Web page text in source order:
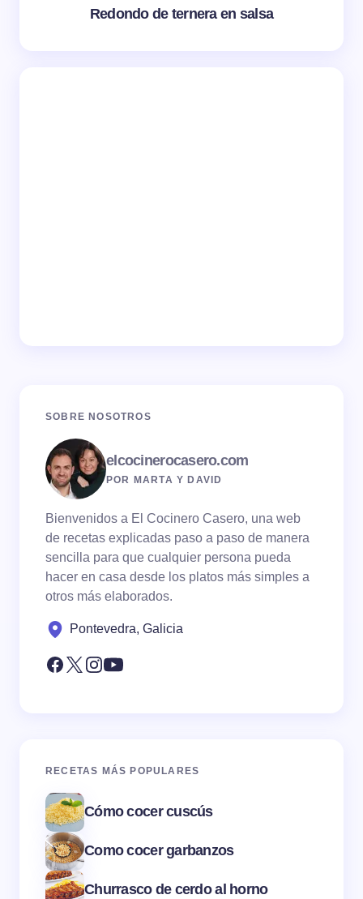
Redondo de ternera en salsa
SOBRE NOSOTROS
elcocinerocasero.com
POR MARTA Y DAVID
Bienvenidos a El Cocinero Casero, una web
de recetas explicadas paso a paso de manera
sencilla para que cualquier persona pueda
hacer en casa desde los platos más simples a
otros más elaborados.
Pontevedra, Galicia
RECETAS MÁS POPULARES
Cómo cocer cuscús
Como cocer garbanzos
Churrasco de cerdo al horno